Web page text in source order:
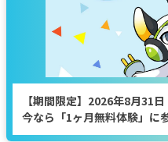
【期間限定】2026年8月31
今なら「1ヶ月無料体験」に